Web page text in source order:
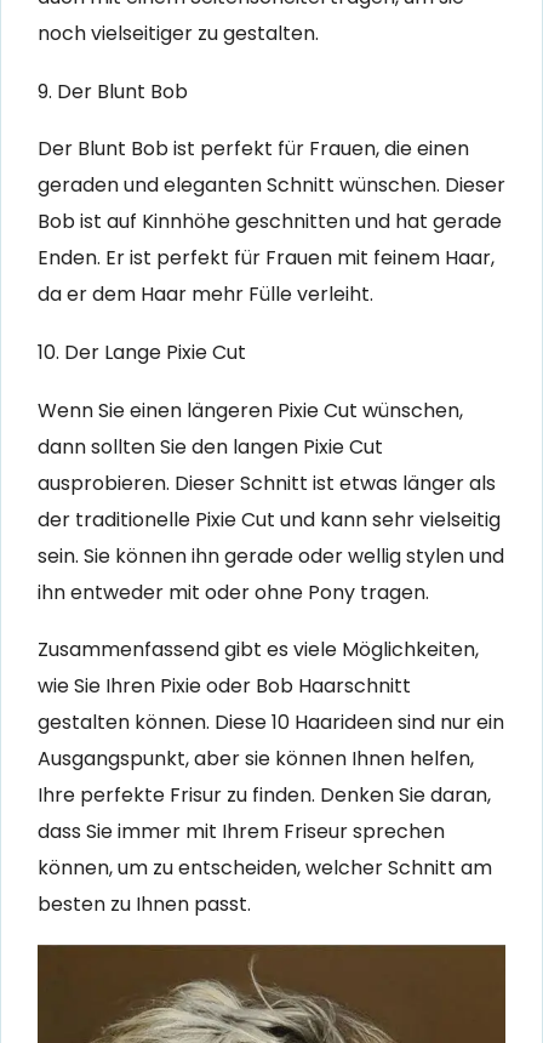
noch vielseitiger zu gestalten.
9. Der Blunt Bob
Der Blunt Bob ist perfekt für Frauen, die einen
geraden und eleganten Schnitt wünschen. Dieser
Bob ist auf Kinnhöhe geschnitten und hat gerade
Enden. Er ist perfekt für Frauen mit feinem Haar,
da er dem Haar mehr Fülle verleiht.
10. Der Lange Pixie Cut
Wenn Sie einen längeren Pixie Cut wünschen,
dann sollten Sie den langen Pixie Cut
ausprobieren. Dieser Schnitt ist etwas länger als
der traditionelle Pixie Cut und kann sehr vielseitig
sein. Sie können ihn gerade oder wellig stylen und
ihn entweder mit oder ohne Pony tragen.
Zusammenfassend gibt es viele Möglichkeiten,
wie Sie Ihren Pixie oder Bob Haarschnitt
gestalten können. Diese 10 Haarideen sind nur ein
Ausgangspunkt, aber sie können Ihnen helfen,
Ihre perfekte Frisur zu finden. Denken Sie daran,
dass Sie immer mit Ihrem Friseur sprechen
können, um zu entscheiden, welcher Schnitt am
besten zu Ihnen passt.